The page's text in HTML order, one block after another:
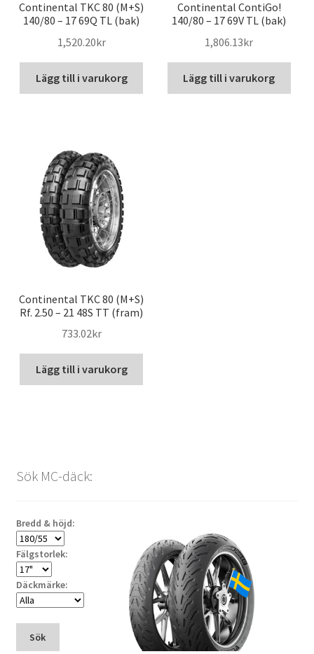
Continental TKC 80 (M+S)
140/80 – 17 69Q TL (bak)
1,520.20kr
Lägg till i varukorg
Continental ContiGo!
140/80 – 17 69V TL (bak)
1,806.13kr
Lägg till i varukorg
Continental TKC 80 (M+S)
Rf. 2.50 – 21 48S TT (fram)
733.02kr
Lägg till i varukorg
Sök MC-däck:
Bredd & höjd:
Fälgstorlek:
Däckmärke:
Sök